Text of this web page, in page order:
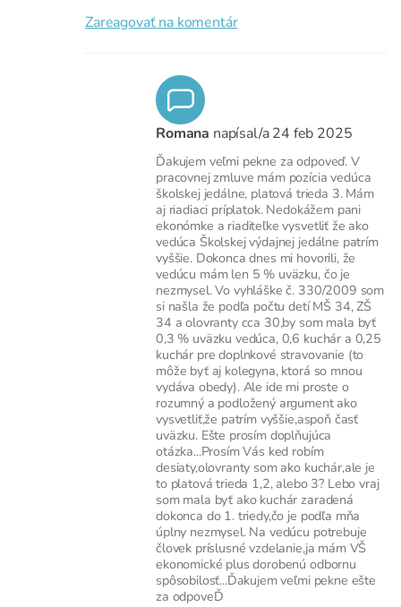
Zareagovať na komentár
Romana napísal/a24 feb 2025
Ďakujem veľmi pekne za odpoveď. V
pracovnej zmluve mám pozícia vedúca
školskej jedálne, platová trieda 3. Mám
aj riadiaci príplatok. Nedokážem pani
ekonómke a riaditeľke vysvetliť že ako
vedúca Školskej výdajnej jedálne patrím
vyššie. Dokonca dnes mi hovorili, že
vedúcu mám len 5 % uväzku, čo je
nezmysel. Vo vyhláške č. 330/2009 som
si našla že podľa počtu detí MŠ 34, ZŠ
34 a olovranty cca 30,by som mala byť
0,3 % uväzku vedúca, 0,6 kuchár a 0,25
kuchár pre doplnkové stravovanie (to
môže byť aj kolegyna, ktorá so mnou
vydáva obedy). Ale ide mi proste o
rozumný a podložený argument ako
vysvetliť,že patrím vyššie,aspoň časť
uväzku. Ešte prosím doplňujúca
otázka...Prosím Vás ked robím
desiaty,olovranty som ako kuchár,ale je
to platová trieda 1,2, alebo 3? Lebo vraj
som mala byť ako kuchár zaradená
dokonca do 1. triedy,čo je podľa mňa
úplny nezmysel. Na vedúcu potrebuje
človek príslusné vzdelanie,ja mám VŠ
ekonomické plus dorobenú odbornu
spôsobilosť...Ďakujem veľmi pekne ešte
za odpoveĎ